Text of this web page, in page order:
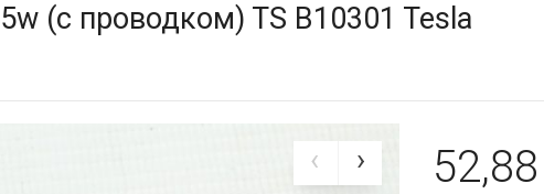
(с проводком) TS B10301 Tesla
52,88